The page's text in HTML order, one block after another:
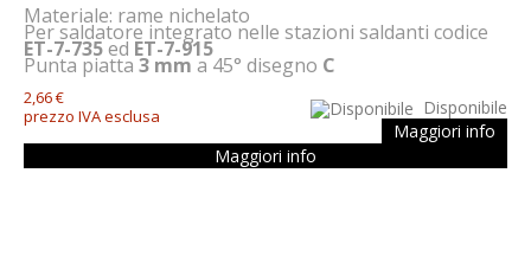
Materiale: rame nichelato
Per saldatore integrato nelle stazioni saldanti codice
ET-7-735ed ET-7-915
Punta piatta 3 mm a 45° disegno C
2,66 €
prezzo IVA esclusa
Disponibile
Maggiori info
Maggiori info